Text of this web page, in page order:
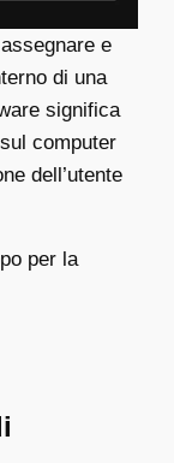
e
di una
significa
computer
dell’utente
per la